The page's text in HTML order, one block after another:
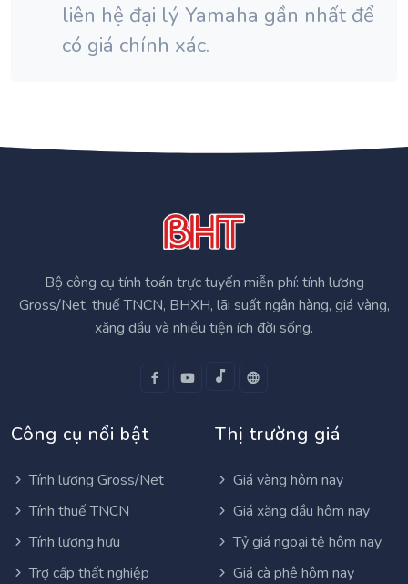
liên hệ đại lý Yamaha gần nhất để
có giá chính xác.
Bộ công cụ tính toán trực tuyến miễn phí: tính lương
Gross/Net, thuế TNCN, BHXH, lãi suất ngân hàng, giá vàng,
xăng dầu và nhiều tiện ích đời sống.
Công cụ nổi bật
Tính lương Gross/Net
Tính thuế TNCN
Tính lương hưu
Trợ cấp thất nghiệp
Thị trường giá
Giá vàng hôm nay
Giá xăng dầu hôm nay
Tỷ giá ngoại tệ hôm nay
Giá cà phê hôm nay